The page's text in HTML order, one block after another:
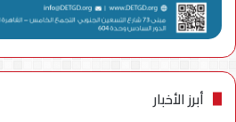
أبرز الأخبار